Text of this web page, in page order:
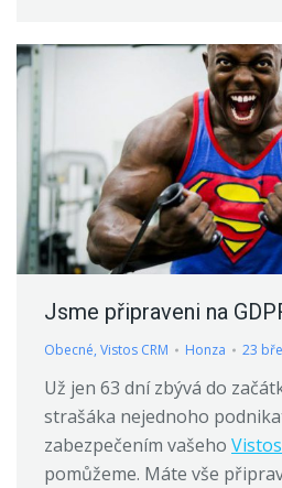
Jsme připraveni na
Obecné, Vistos CRM Honza 23
Už jen 63 dní zbývá do
strašáka nejednoho
zabezpečením vašeho
pomůžeme. Máte vše